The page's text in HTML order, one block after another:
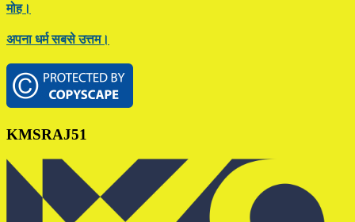
मोह।
अपना धर्म सबसे उत्तम।
Footer
KMSRAJ51